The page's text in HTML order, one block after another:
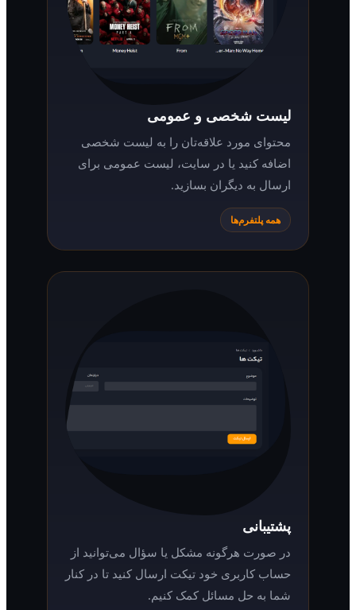
لیست شخصی و عمومی
محتوای مورد علاقه‌تان را به لیست شخصی
اضافه کنید یا در سایت، لیست عمومی برای
ارسال به دیگران بسازید.
همه پلتفرم‌ها
در صورت هرگونه مشکل یا سؤال می‌توانید از
حساب کاربری خود تیکت ارسال کنید تا در کنار
شما به حل مسائل کمک کنیم.